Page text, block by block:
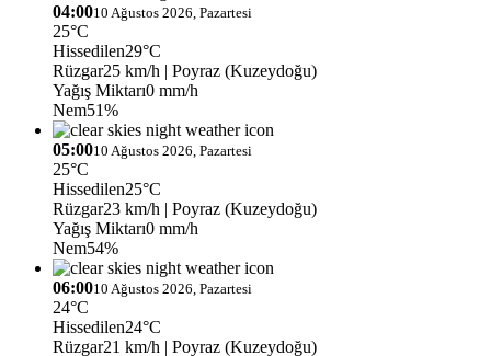
04:0010 Ağustos 2026, Pazartesi
25°C
Hissedilen29°C
Rüzgar25 km/h | Poyraz (Kuzeydoğu)
Yağış Miktarı0 mm/h
Nem51%
05:0010 Ağustos 2026, Pazartesi
25°C
Hissedilen25°C
Rüzgar23 km/h | Poyraz (Kuzeydoğu)
Yağış Miktarı0 mm/h
Nem54%
06:0010 Ağustos 2026, Pazartesi
24°C
Hissedilen24°C
Rüzgar21 km/h | Poyraz (Kuzeydoğu)